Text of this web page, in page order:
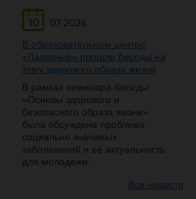
10
07.2026
В образовательном центре
«Лазурный» прошли беседы на
тему здорового образа жизни
В рамках семинара-беседы
«Основы здорового и
безопасного образа жизни»
была обсуждена проблема
социально значимых
заболеваний и её актуальность
для молодежи.
Все новости